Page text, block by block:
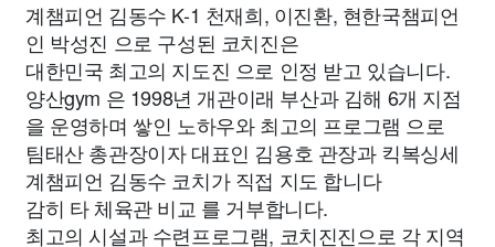
계챔피언 김동수 K-1 천재희, 이진환, 현한국챔피언
인 박성진 으로 구성된 코치진은
대한민국 최고의 지도진 으로 인정 받고 있습니다.
양산gym 은 1998년 개관이래 부산과 김해 6개 지점
을 운영하며 쌓인 노하우와 최고의 프로그램 으로
팀태산 총관장이자 대표인 김용호 관장과 킥복싱세
계챔피언 김동수 코치가 직접 지도 합니다
감히 타 체육관 비교 를 거부합니다.
최고의 시설과 수련프로그램, 코치진진으로 각 지역